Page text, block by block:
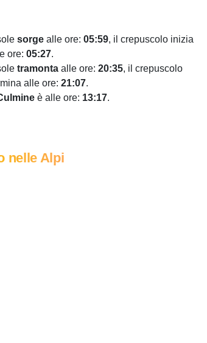
sorge alle ore: 05:59, il crepuscolo inizia
ore: 05:27.
tramonta alle ore: 20:35, il crepuscolo
alle ore: 21:07.
è alle ore: 13:17.
nelle Alpi